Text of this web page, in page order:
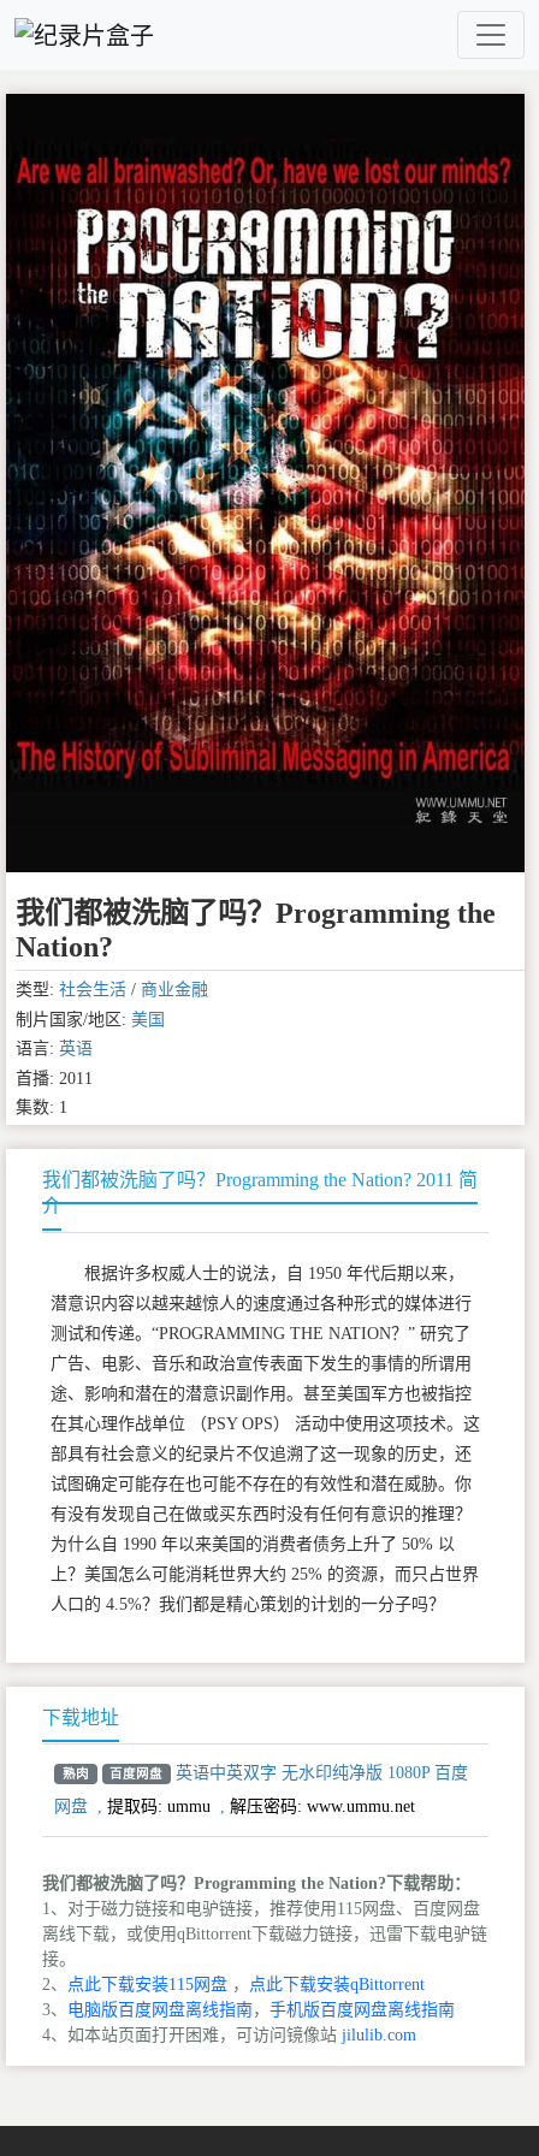
我们都被洗脑了吗？Programming the
Nation?
类型: 社会生活 / 商业金融
制片国家/地区: 美国
语言: 英语
首播: 2011
集数: 1
我们都被洗脑了吗？Programming the Nation? 2011 简
介
根据许多权威人士的说法，自 1950 年代后期以来，
潜意识内容以越来越惊人的速度通过各种形式的媒体进行
测试和传递。“PROGRAMMING THE NATION？” 研究了
广告、电影、音乐和政治宣传表面下发生的事情的所谓用
途、影响和潜在的潜意识副作用。甚至美国军方也被指控
在其心理作战单位 （PSY OPS） 活动中使用这项技术。这
部具有社会意义的纪录片不仅追溯了这一现象的历史，还
试图确定可能存在也可能不存在的有效性和潜在威胁。你
有没有发现自己在做或买东西时没有任何有意识的推理？
为什么自 1990 年以来美国的消费者债务上升了 50% 以
上？美国怎么可能消耗世界大约 25% 的资源，而只占世界
人口的 4.5%？我们都是精心策划的计划的一分子吗？
下载地址
熟肉 百度网盘
英语中英双字 无水印纯净版 1080P 百度
网盘
提取码: ummu 解压密码: www.ummu.net
我们都被洗脑了吗？Programming the Nation?下载帮助：
1、对于磁力链接和电驴链接，推荐使用115网盘、百度网盘
离线下载，或使用qBittorrent下载磁力链接，迅雷下载电驴链
接。
2、
点此下载安装115网盘 ，
点此下载安装qBittorrent
3、 电脑版百度网盘离线指南， 手机版百度网盘离线指南
4、如本站页面打开困难，可访问镜像站 jilulib.com